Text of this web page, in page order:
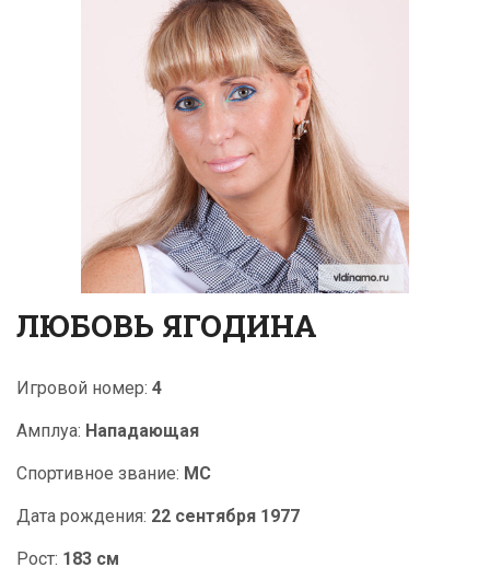
ЛЮБОВЬ ЯГОДИНА
Игровой номер: 4
Амплуа: Нападающая
Cпортивное звание: МС
Дата рождения: 22 сентября 1977
Рост: 183 см